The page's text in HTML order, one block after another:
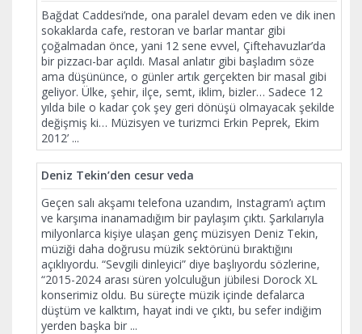
Bağdat Caddesi’nde, ona paralel devam eden ve dik inen
sokaklarda cafe, restoran ve barlar mantar gibi
çoğalmadan önce, yani 12 sene evvel, Çiftehavuzlar’da
bir pizzacı-bar açıldı. Masal anlatır gibi başladım söze
ama düşününce, o günler artık gerçekten bir masal gibi
geliyor. Ülke, şehir, ilçe, semt, iklim, bizler… Sadece 12
yılda bile o kadar çok şey geri dönüşü olmayacak şekilde
değişmiş ki… Müzisyen ve turizmci Erkin Peprek, Ekim
2012’ ...
Deniz Tekin’den cesur veda
Geçen salı akşamı telefona uzandım, Instagram’ı açtım
ve karşıma inanamadığım bir paylaşım çıktı. Şarkılarıyla
milyonlarca kişiye ulaşan genç müzisyen Deniz Tekin,
müziği daha doğrusu müzik sektörünü bıraktığını
açıklıyordu. “Sevgili dinleyici” diye başlıyordu sözlerine,
“2015-2024 arası süren yolculuğun jübilesi Dorock XL
konserimiz oldu. Bu süreçte müzik içinde defalarca
düştüm ve kalktım, hayat indi ve çıktı, bu sefer indiğim
yerden başka bir ...